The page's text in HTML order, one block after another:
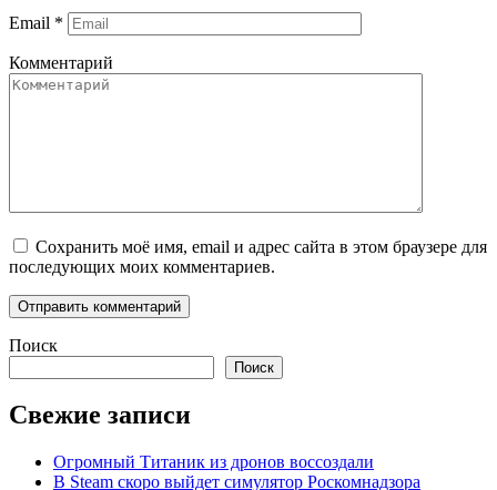
Email *
Комментарий
Сохранить моё имя, email и адрес сайта в этом браузере для
последующих моих комментариев.
Поиск
Поиск
Свежие записи
Огромный Титаник из дронов воссоздали
В Steam скоро выйдет симулятор Роскомнадзора